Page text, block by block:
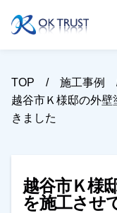
TOP
施工事例
越谷市Ｋ様邸の外
きました
越谷市Ｋ様
を施工させ